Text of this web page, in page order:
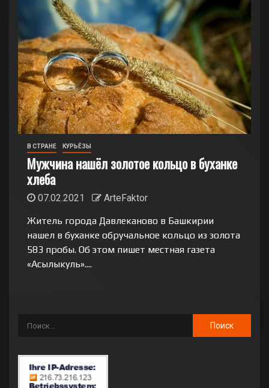
В СТРАНЕ КУРЬЁЗЫ
Мужчина нашёл золотое кольцо в буханке
хлеба
07.02.2021
ArteFaktor
Житель города Давлеканово в Башкирии
нашел в буханке обручальное кольцо из золота
583 пробы. Об этом пишет местная газета
«Асылыкуль»....